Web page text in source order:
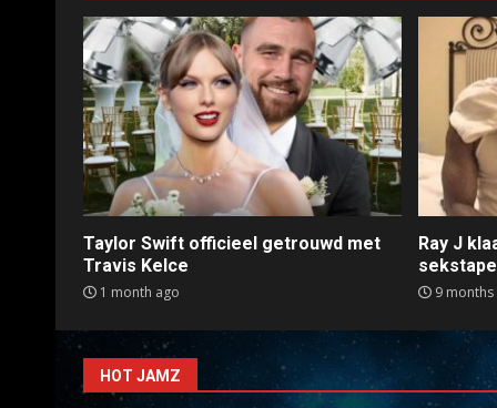
Taylor Swift officieel getrouwd met
Travis Kelce
1 month ago
Ray J
sekstape
9 months
HOT JAMZ